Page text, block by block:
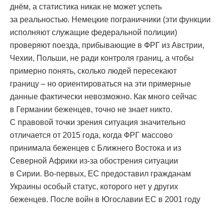
днём, а статистика никак не может успеть
за реальностью. Немецкие пограничники (эти функции
исполняют служащие федеральной полиции)
проверяют поезда, прибывающие в ФРГ из Австрии,
Чехии, Польши, не ради контроля границ, а чтобы
примерно понять, сколько людей пересекают
границу – но ориентироваться на эти примерные
данные фактически невозможно. Как много сейчас
в Германии беженцев, точно не знает никто.
С правовой точки зрения ситуация значительно
отличается от 2015 года, когда ФРГ массово
принимала беженцев с Ближнего Востока и из
Северной Африки из-за обострения ситуации
в Сирии. Во-первых, ЕС предоставил гражданам
Украины особый статус, которого нет у других
беженцев. После войн в Югославии ЕС в 2001 году